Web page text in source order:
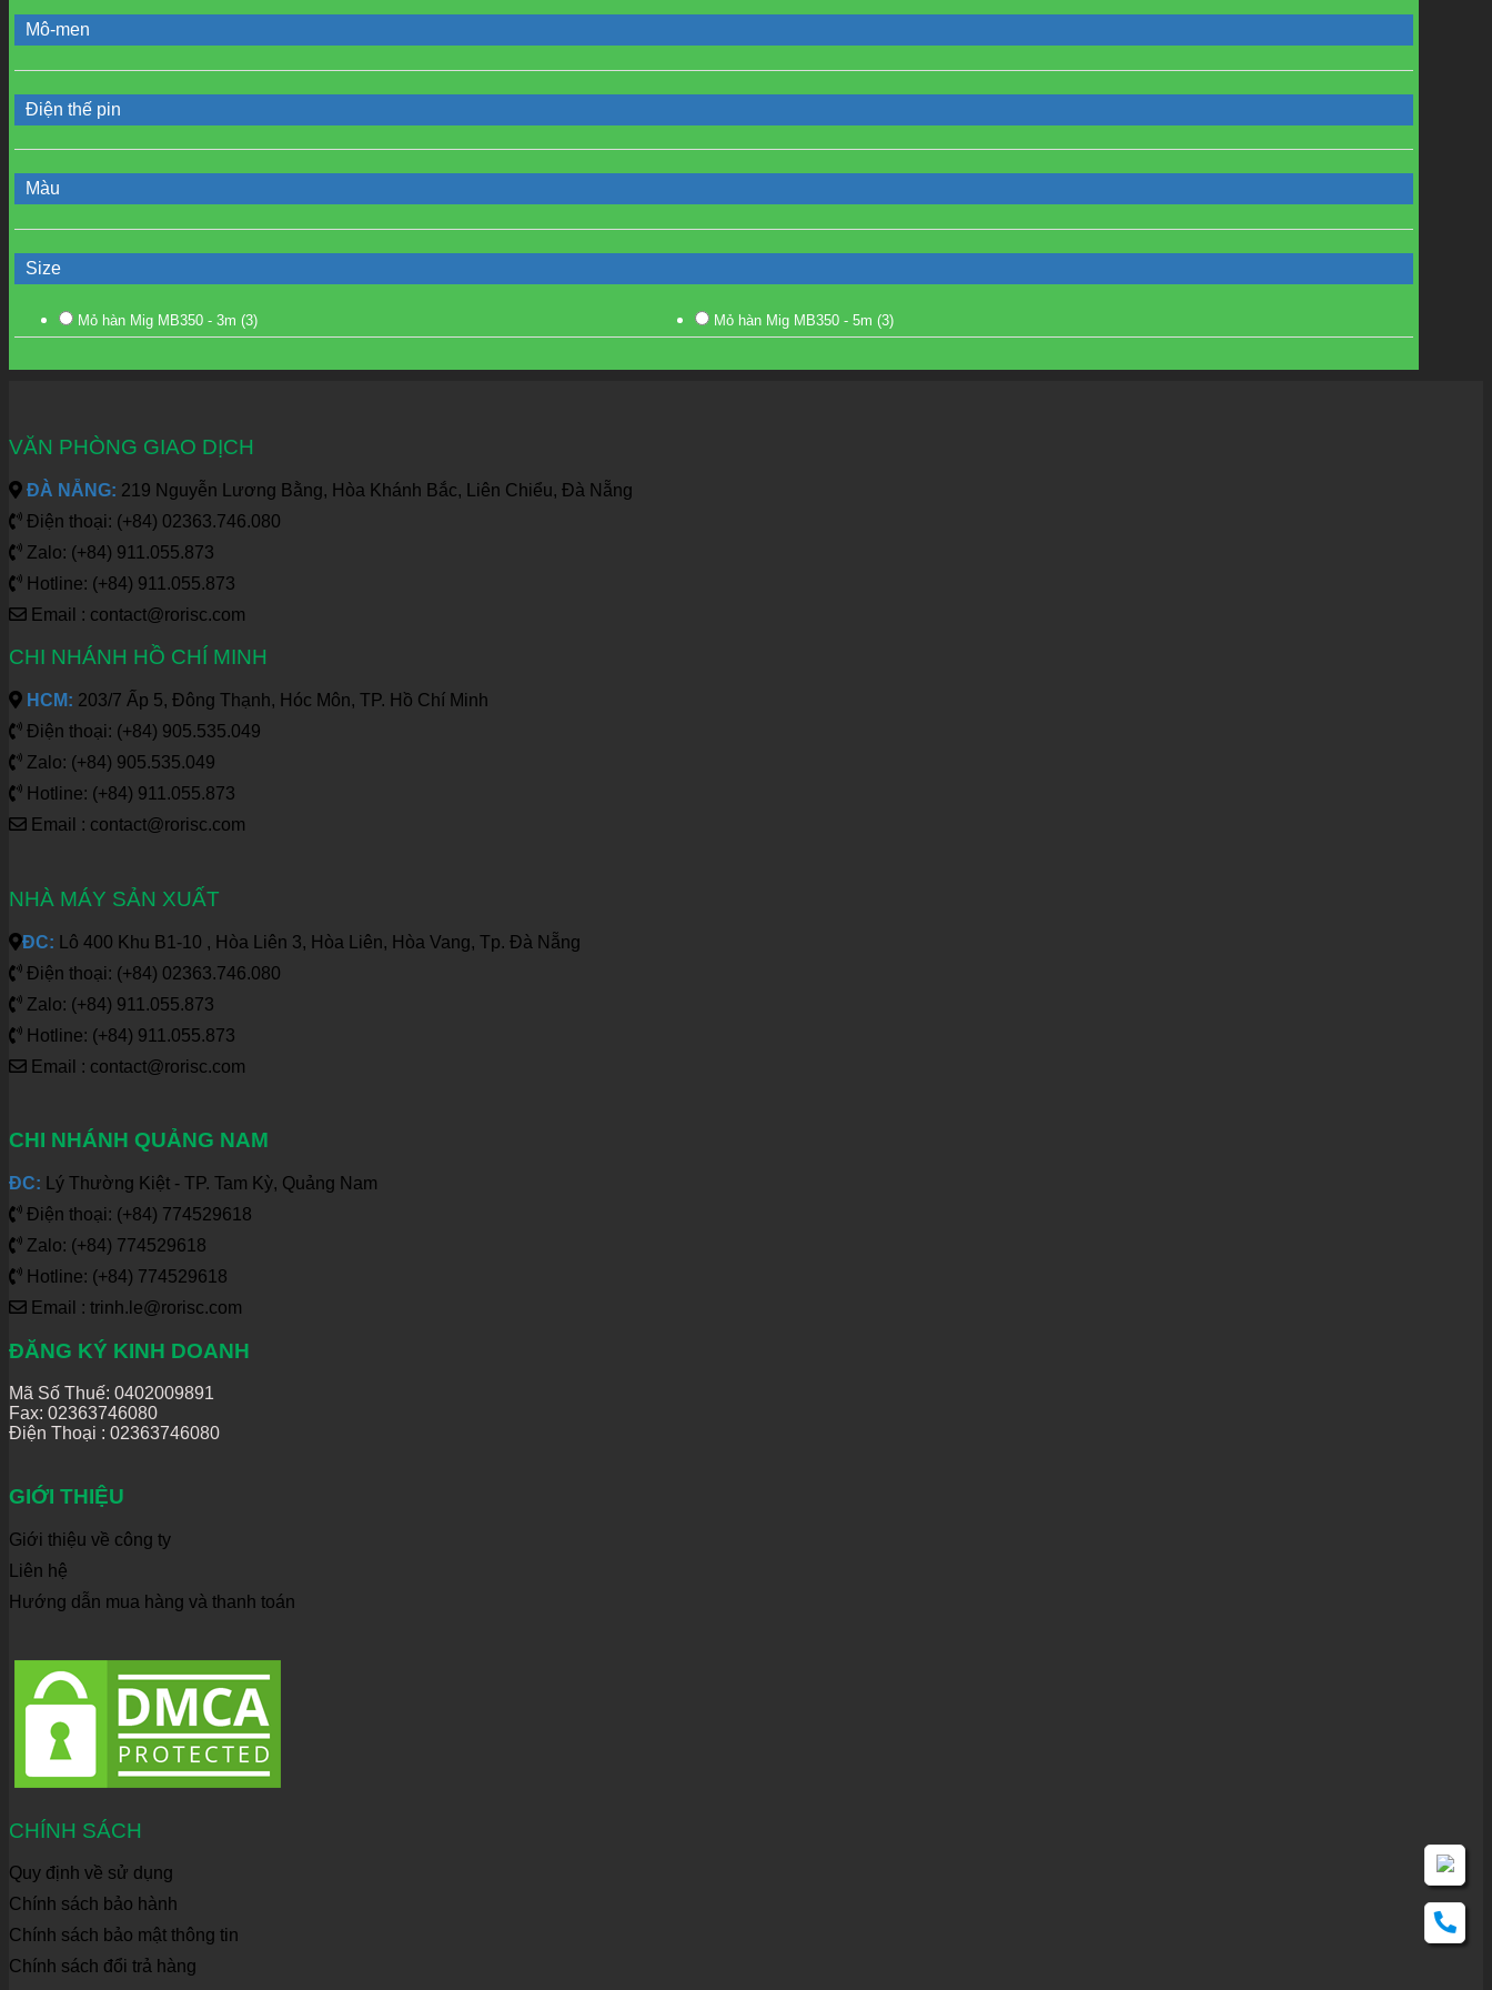
Mô-men
Điện thế pin
Màu
Size
Mỏ hàn Mig MB350 - 3m (3) Mỏ hàn Mig MB350 - 5m(3)
VĂN PHÒNG GIAO DỊCH
ĐÀ NẴNG: 219 Nguyễn Lương Bằng, Hòa Khánh Bắc, Liên Chiểu, Đà Nẵng
Điện thoại: (+84) 02363.746.080
Zalo: (+84) 911.055.873
Hotline: (+84) 911.055.873
Email : contact@rorisc.com
CHI NHÁNH HỒ CHÍ MINH
HCM: 203/7 Ấp 5, Đông Thạnh, Hóc Môn, TP. Hồ Chí Minh
Điện thoại: (+84) 905.535.049
Zalo: (+84) 905.535.049
Hotline: (+84) 911.055.873
Email : contact@rorisc.com
NHÀ MÁY SẢN XUẤT
ĐC: Lô 400 Khu B1-10 , Hòa Liên 3, Hòa Liên, Hòa Vang, Tp. Đà Nẵng
Điện thoại: (+84) 02363.746.080
Zalo: (+84) 911.055.873
Hotline: (+84) 911.055.873
Email : contact@rorisc.com
CHI NHÁNH QUẢNG NAM
ĐC: Lý Thường Kiệt - TP. Tam Kỳ, Quảng Nam
Điện thoại: (+84) 774529618
Zalo: (+84) 774529618
Hotline: (+84) 774529618
Email : trinh.le@rorisc.com
ĐĂNG KÝ KINH DOANH
Mã Số Thuế: 0402009891
Fax: 02363746080
Điện Thoại : 02363746080
GIỚI THIỆU
Giới thiệu về công ty
Liên hệ
Hướng dẫn mua hàng và thanh toán
CHÍNH SÁCH
Quy định về sử dụng
Chính sách bảo hành
Chính sách bảo mật thông tin
Chính sách đổi trả hàng